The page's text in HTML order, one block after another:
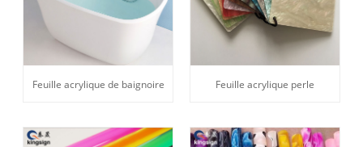
Feuille acrylique de baignoire Feuille acrylique perle